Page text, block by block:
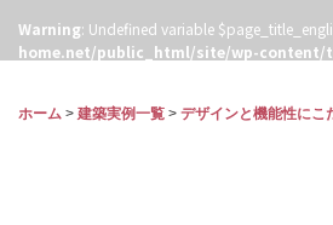
Warning: Undefined variable
home.net/public_html/site/wp-content/
ホーム > 建築実例一覧 > デザインと機能性にこ